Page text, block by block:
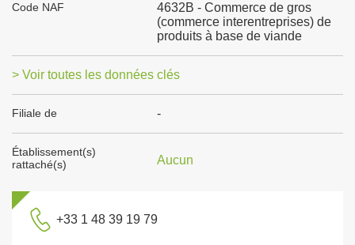
Code NAF
4632B - Commerce de gros
(commerce interentreprises) de
produits à base de viande
> Voir toutes les données clés
Filiale de -
Établissement(s)
rattaché(s)
Aucun
+33 1 48 39 19 79